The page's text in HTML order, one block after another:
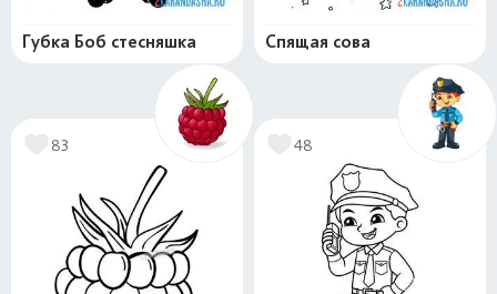
Губка Боб стесняшка Спящая сова
83 48